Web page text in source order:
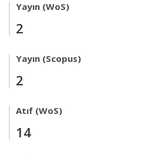
Yayın (WoS)
2
Yayın (Scopus)
2
Atıf (WoS)
14